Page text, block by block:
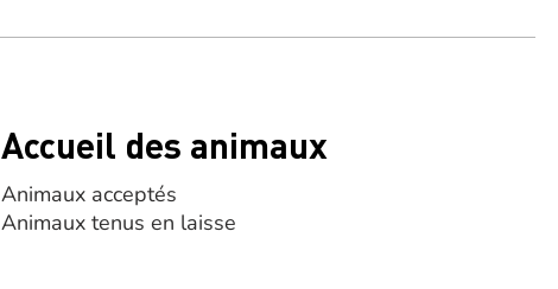
Accueil des animaux
Animaux acceptés
Animaux tenus en laisse